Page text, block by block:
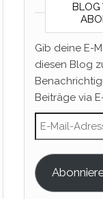
BLOG
Gib deine E-
diesen Blog
Beiträge via
E-Mail-